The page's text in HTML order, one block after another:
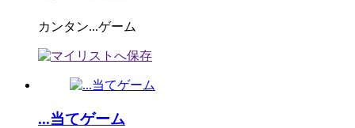
カンタン...ゲーム
...当てゲーム